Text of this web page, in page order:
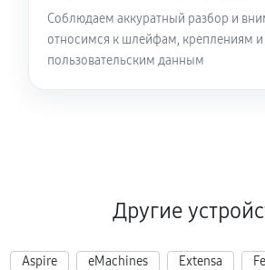
Соблюдаем аккуратный разбор и
относимся к шлейфам, креплениям и
пользовательским данным
Другие
Aspire eMachines Extensa